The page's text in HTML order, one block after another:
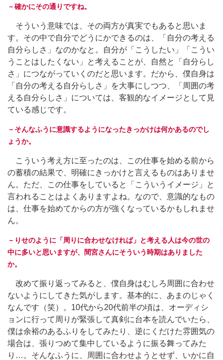
－確かにその通りですね。
そういう意味では、その両方が真実でもあると思いま
す。その中で自分でどうにかできるのは、「自分の考える
自分らしさ」なのかなと。自分が「こうしたい」「こうい
うことはしたくない」と考えることが、自然と「自分らし
さ」につながっていくのだと思います。だから、僕自身は
「自分の考える自分らしさ」を大事にしつつ、「周囲の考
える自分らしさ」については、客観的なイメージとして見
ている感じです。
－そんなふうに意識するようになったきっかけは何かあるのでし
ょうか。
こういう考え方に至ったのは、この仕事を始める前から
の蓄積の結果で、明確にきっかけと言えるものはありませ
ん。ただ、この仕事をしていると「こういうイメージ」と
言われることはよくありますよね。なので、意識的なもの
は、仕事を始めてからの方が強くなっているかもしれませ
ん。
－りせのように「周りに合わせなければ」と考える人は今の世の
中に多いと思いますが、間宮さんにそういう時期はありました
か。
改めて振り返ってみると、僕自身はむしろ周囲に合わせ
ないようにしてきた気がします。基本的に、あまのじゃく
なんです（笑）。10代から20代前半の頃は、オーディシ
ョンに行って周りが緊張して真剣に台本を読んでいたら、
僕は余裕のあるふりをしてみたり、逆にくだけた雰囲気の
場合は、張りつめて集中しているように振る舞ってみた
り…。そんなふうに、周囲に合わせようとせず、いかに自